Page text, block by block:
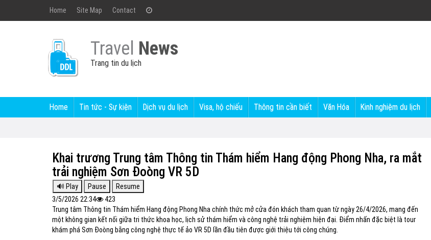
Home Site Map Contact
Travel News
Trang tin du lịch
Home Tin tức - Sự kiện Dịch vụ du lịch Visa, hộ chiếu Thông tin cần biết Văn Hóa Kinh nghiệm du lịch
Khai trương Trung tâm Thông tin Thám hiểm Hang động Phong Nha, ra mắt
trải nghiệm Sơn Đoòng VR 5D
3/5/2026 22:34
423
Trung tâm Thông tin Thám hiểm Hang động Phong Nha chính thức mở cửa đón khách tham quan từ ngày 26/4/2026, mang đến
một không gian kết nối giữa tri thức khoa học, lịch sử thám hiểm và công nghệ trải nghiệm hiện đại. Điểm nhấn đặc biệt là tour
khám phá Sơn Đoòng bằng công nghệ thực tế ảo VR 5D lần đầu tiên được giới thiệu tới công chúng.